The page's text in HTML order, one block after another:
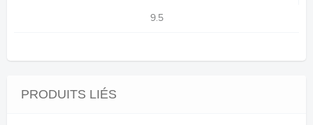
9.5
PRODUITS LIÉS